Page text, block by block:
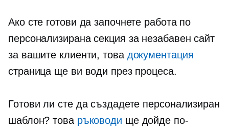
Ако сте готови да започнете работа по
персонализирана секция за незабавен сайт
за вашите клиенти, това документация
страница ще ви води през процеса.
Готови ли сте да създадете персонализиран
шаблон? това ръководи ще дойде по-